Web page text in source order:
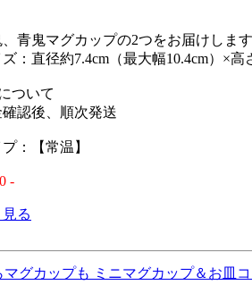
青鬼マグカップの2つをお届けします
：直径約7.4cm（最大幅10.4cm）×高
ついて
認後、順次発送
：【常温】
-
る
グカップも ミニマグカップ＆お皿コ